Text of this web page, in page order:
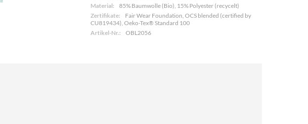
Material:
85% Baumwolle (Bio), 15% Polyester (recycelt)
Zertifikate:
Fair Wear Foundation, OCS blended (certified by
CU819434), Oeko-Tex® Standard 100
Artikel-Nr.:
OBL2056